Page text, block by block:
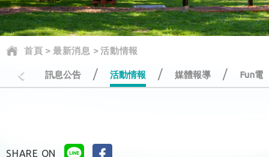
首頁 > 最新消息 >活動情報
訊息公告 / 活動情報 / 媒體報導 / Fun電
SHARE ON